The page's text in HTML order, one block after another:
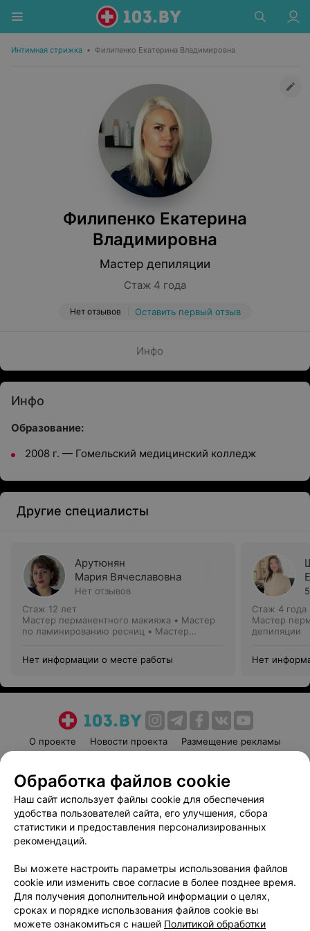
Интимная стрижка • Филипенко Екатерина Владимировна
Филипенко Екатерина
Владимировна
Мастер депиляции
Стаж 4 года
Нет отзывов Оставить первый отзыв
Инфо
Инфо
Образование:
2008 г. — Гомельский медицинский колледж
Другие специалисты
Арутюнян
Мария Вячеславовна
Нет отзывов
Стаж 12 лет
Мастер перманентного макияжа • Мастер
по ламинированию ресниц • Мастер
Нет информации о месте работы
Стаж 4 года
Мастер
депиляции
Нет
О проекте Новости проекта
Размещение рекламы
Пользовательское соглашение
Способы оплаты
Вакансии
Партнеры
Написать руководителю 103.by
Обработка персональных данных
Обработка файлов cookie
Наш сайт использует файлы cookie для обеспечения
удобства пользователей сайта, его улучшения, сбора
статистики и предоставления персонализированных
рекомендаций.
Вы можете настроить параметры использования файлов
cookie или изменить свое согласие в более позднее время.
Для получения дополнительной информации о целях,
сроках и порядке использования файлов cookie вы
можете ознакомиться с нашей Политикой обработки